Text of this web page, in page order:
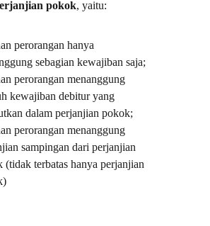
pokok, yaitu:
perorangan hanya
sebagian kewajiban saja;
perorangan menanggung
kewajiban debitur yang
dalam perjanjian pokok;
perorangan menanggung
sampingan dari perjanjian
(tidak terbatas hanya perjanjian